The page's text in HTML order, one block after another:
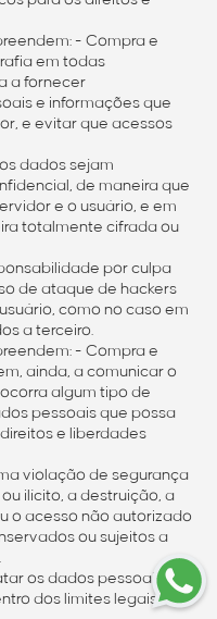
- Compra e
em todas
a fornecer
e informações que
e evitar que acessos
dados sejam
de maneira que
e o usuário, e em
totalmente cifrada ou
por culpa
de ataque de hackers
como no caso em
a terceiro.
- Compra e
ainda, a comunicar o
algum tipo de
pessoais que possa
e liberdades
violação de segurança
ilícito, a destruição, a
o acesso não autorizado
ou sujeitos a
os dados pessoais do
dos limites legais.